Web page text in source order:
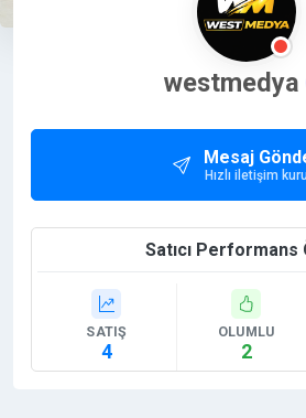
westmedya
Mesaj
Hızlı iletişim
Satıcı Performans
SATIŞ
4
OLUMLU
2